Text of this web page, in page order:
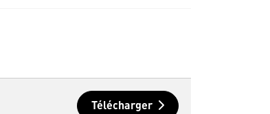
Télécharger